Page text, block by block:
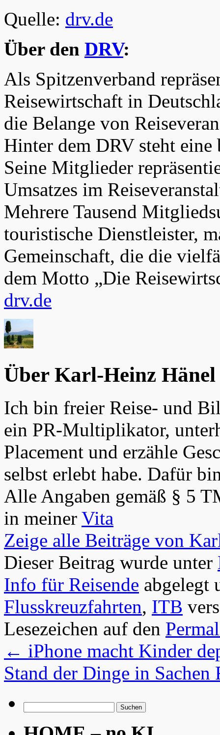
Quelle: drv.de
Über den DRV:
Als Spitzenverband
Reisewirtschaft in
die Belange von
Hinter dem DRV steht
Seine Mitglieder
Umsatzes im
Mehrere Tausend
touristische Dienstleister,
Gemeinschaft, die die
dem Motto „Die
drv.de
Über Karl-Heinz Hänel
Ich bin freier Reise- und
ein PR-Multiplikator,
Placement und erzähle
selbst erlebt habe. Dafür
Alle Angaben gemäß § 5
in meiner Vita
Zeige alle Beiträge von
Dieser Beitrag wurde unter
Info für Reisende abgelegt
Flusskreuzfahrten, ITB
Lesezeichen auf den
← iPhone macht Kinder
Stand der Dinge in
nach: